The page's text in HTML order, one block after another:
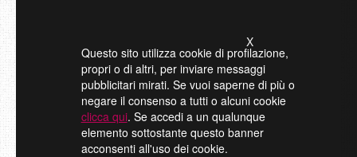
Questo sito utilizza cookie di profilazione,
propri o di altri, per inviare messaggi
pubblicitari mirati. Se vuoi saperne di più o
negare il consenso a tutti o alcuni cookie
clicca qui. Se accedi a un qualunque
elemento sottostante questo banner
acconsenti all'uso dei cookie.
X